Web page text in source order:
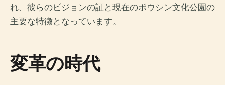
れ、彼らのビジョンの証と現在のポウシン文化公園の
主要な特徴となっています。
変革の時代